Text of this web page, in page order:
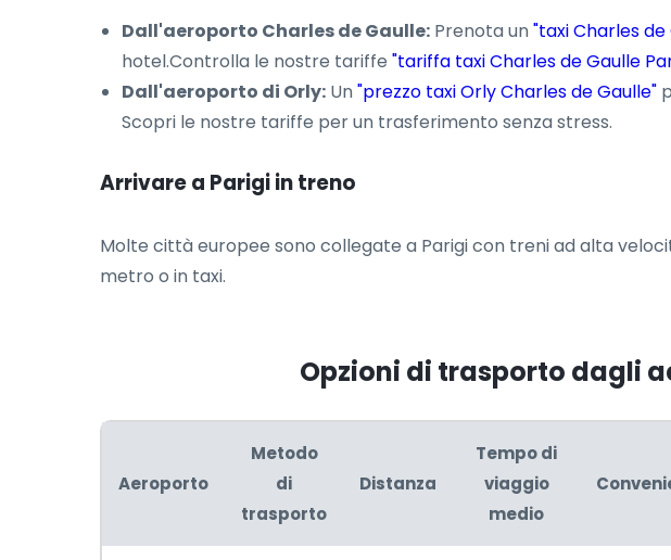
Dall'aeroporto Charles de Gaulle: Prenota un"taxi Charles de
hotel.Controlla le nostre tariffe "tariffa taxi Charles de Gaulle
Dall'aeroporto di Orly: Un"prezzo taxi Orly Charles de Gaulle"
Scopri le nostre tariffe per un trasferimento senza stress.
Arrivare a Parigi in treno
Molte città europee sono collegate a Parigi con treni ad alta
metro o in taxi.
Opzioni di trasporto dagli
Aeroporto
Metodo
di
trasporto
Distanza
Tempo di
viaggio
medio